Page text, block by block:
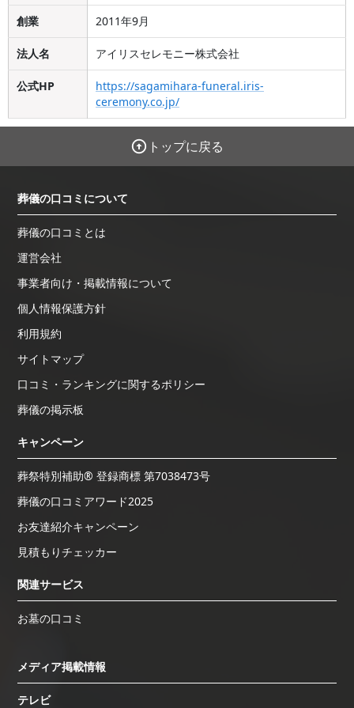
創業 2011年9月
法人名 アイリスセレモニー株式会社
公式HP
https://sagamihara-funeral.iris-
ceremony.co.jp/
トップに戻る
葬儀の口コミについて
葬儀の口コミとは
運営会社
事業者向け・掲載情報について
個人情報保護方針
利用規約
サイトマップ
口コミ・ランキングに関するポリシー
葬儀の掲示板
キャンペーン
葬祭特別補助® 登録商標 第7038473号
葬儀の口コミアワード2025
お友達紹介キャンペーン
見積もりチェッカー
関連サービス
お墓の口コミ
メディア掲載情報
テレビ